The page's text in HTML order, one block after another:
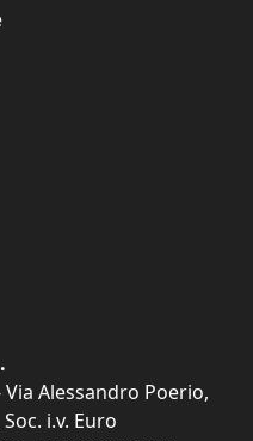
Alessandro Poerio,
i.v. Euro